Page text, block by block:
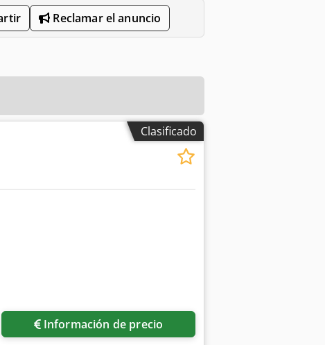
Reclamar el anuncio
Clasificado
Información de precio